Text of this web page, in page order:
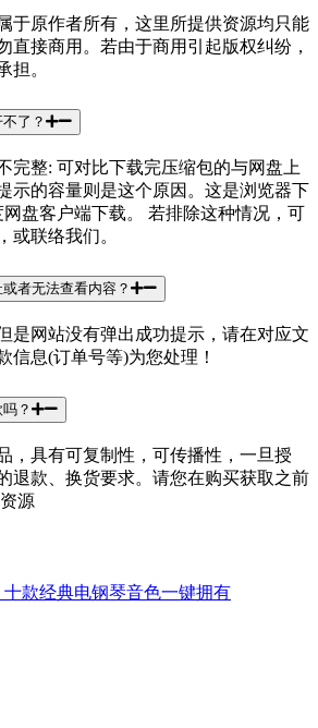
于原作者所有，这里所提供资源均只能
直接商用。若由于商用引起版权纠纷，
担。
了？
完整: 可对比下载完压缩包的与网盘上
示的容量则是这个原因。这是浏览器下
盘客户端下载。 若排除这种情况，可
或联络我们。
者无法查看内容？
是网站没有弹出成功提示，请在对应文
信息(订单号等)为您处理！
？
，具有可复制性，可传播性，一旦授
退款、换货要求。请您在购买获取之前
源